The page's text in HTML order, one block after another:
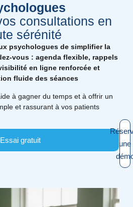
consultations en
sérénité
psychologues de simplifier la
vous : agenda flexible, rappels
en ligne renforcée et
fluide des séances
à gagner du temps et à offrir un
et rassurant à vos patients
Essai gratuit
une